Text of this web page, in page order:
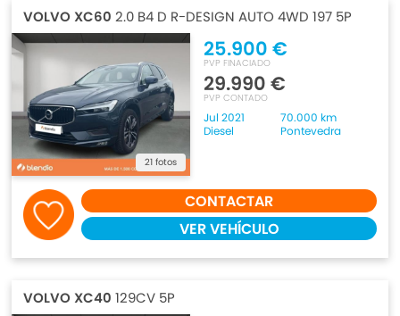
VOLVO XC60 2.0 B4 D R-DESIGN AUTO 4WD 197 5P
21 fotos
25.900 €
PVP FINACIADO
29.990 €
PVP CONTADO
Jul 2021
70.000 km
Diesel
Pontevedra
CONTACTAR
VER VEHÍCULO
VOLVO XC40 129CV 5P